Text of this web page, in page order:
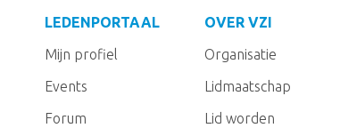
LEDENPORTAAL
Mijn profiel
Events
Forum
OVER VZI
Organisatie
Lidmaatschap
Lid worden